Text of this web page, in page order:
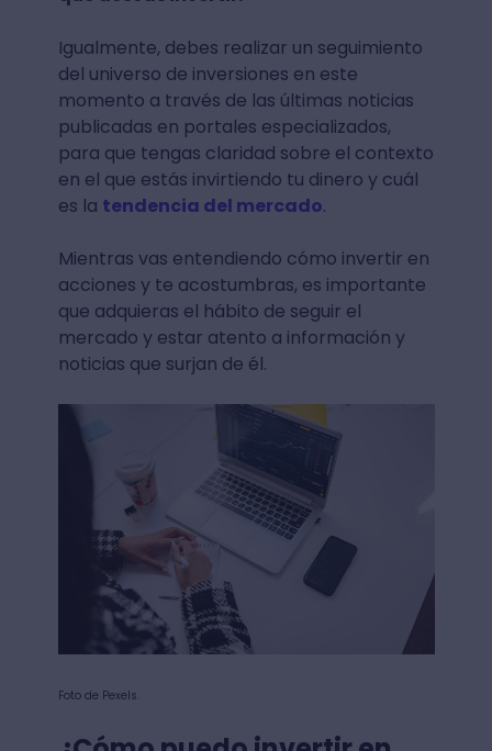
Igualmente, debes realizar un seguimiento
del universo de inversiones en este
momento a través de las últimas noticias
publicadas en portales especializados,
para que tengas claridad sobre el contexto
en el que estás invirtiendo tu dinero y cuál
es la tendencia del mercado.
Mientras vas entendiendo cómo invertir en
acciones y te acostumbras, es importante
que adquieras el hábito de seguir el
mercado y estar atento a información y
noticias que surjan de él.
Foto de Pexels.